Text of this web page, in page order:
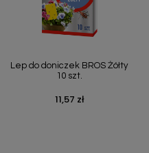
Lep do doniczek BROS Żółty
10 szt.
Cena
11,57 zł